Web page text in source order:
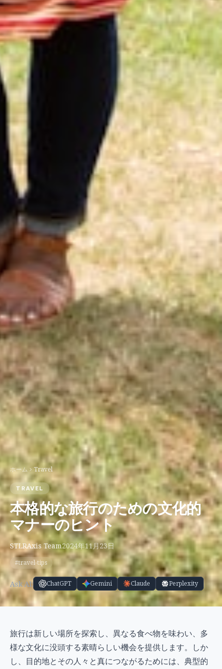
ホーム Travel
TRAVEL
本格的な旅行のための文化的
マナーのヒント
STLRAxis Team2024年11月23日
#travel-tips
Ask AI: ChatGPT Gemini Claude Perplexity
旅行は新しい場所を探索し、異なる食べ物を味わい、多
様な文化に没頭する素晴らしい機会を提供します。しか
し、目的地とその人々と真につながるためには、典型的